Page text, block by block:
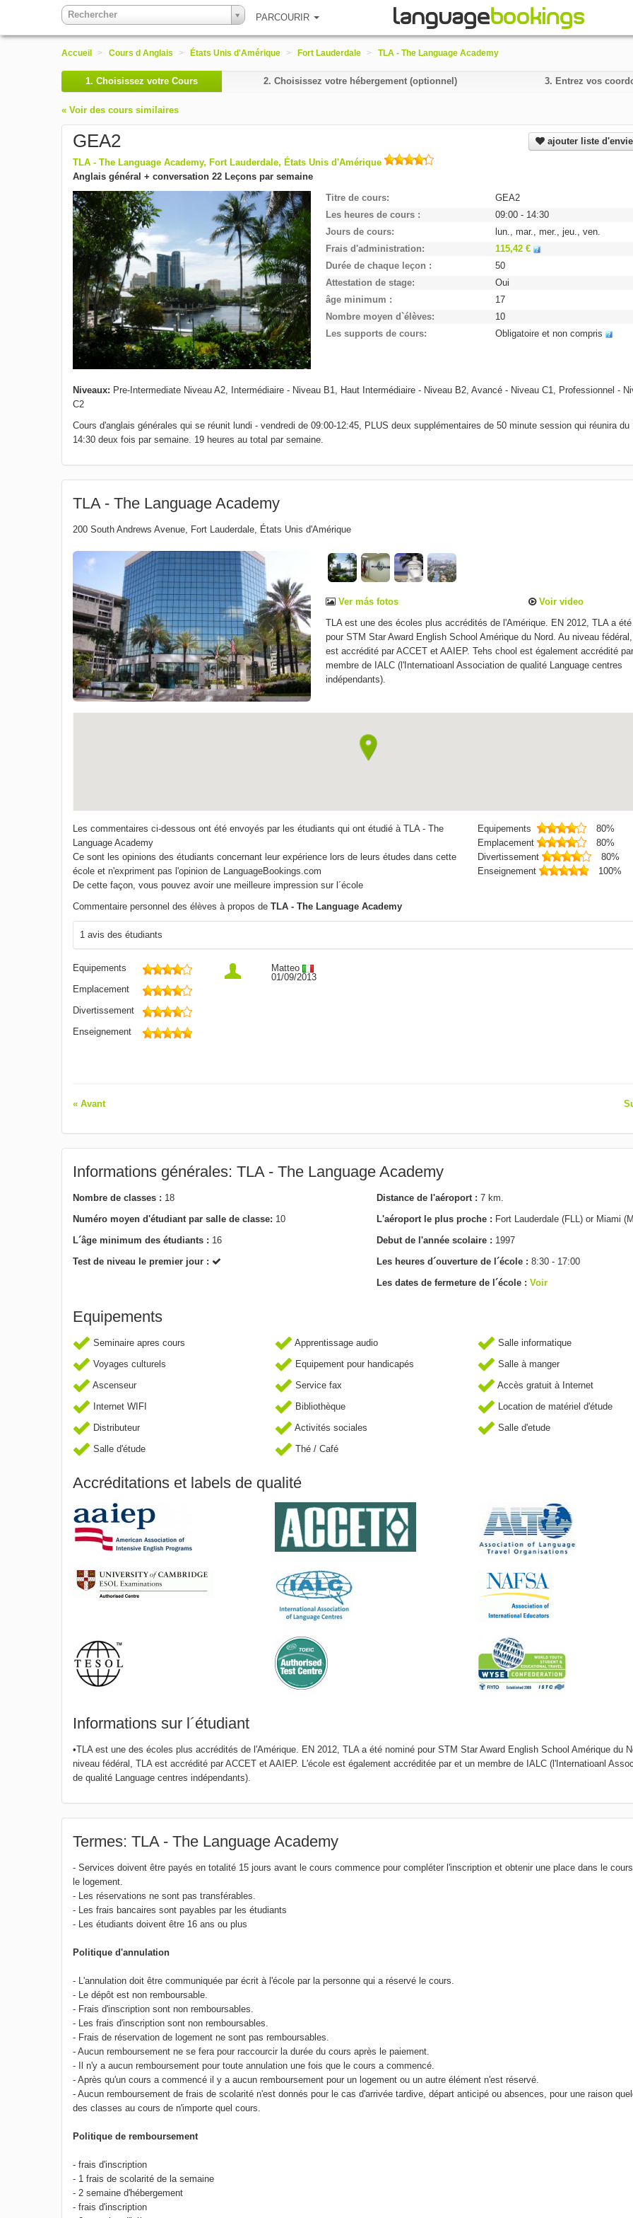
Rechercher PARCOURIR
Accueil > Cours d Anglais > États Unis d'Amérique > Fort Lauderdale > TLA - The Language Academy
1. Choisissez votre Cours 2. Choisissez votre hébergement (optionnel) 3. Entrez vos
« Voir des cours similaires
GEA2
ajouter liste
TLA - The Language Academy, Fort Lauderdale, États Unis d'Amérique
Anglais général + conversation 22 Leçons par semaine
Titre de cours
GEA2
Les heures de cours
09:00 - 14:30
Jours de cours
lun., mar., mer., jeu., ven.
Frais d'administration
115,42 €
Durée de chaque leçon
50
Attestation de stage
Oui
âge minimum
17
Nombre moyen d`élèves
10
Les supports de cours
Obligatoire et non compris
Niveaux: Pre-Intermediate Niveau A2, Intermédiaire - Niveau B1, Haut Intermédiaire - Niveau B2, Avancé - Niveau C1, Professionnel -
C2
Cours d'anglais générales qui se réunit lundi - vendredi de 09:00-12:45, PLUS deux supplémentaires de 50 minute session qui réunira du
14:30 deux fois par semaine. 19 heures au total par semaine.
TLA - The Language Academy
200 South Andrews Avenue, Fort Lauderdale, États Unis d'Amérique
Ver más fotos
Voir video
TLA est une des écoles plus accrédités de l'Amérique. EN 2012, TLA a
pour STM Star Award English School Amérique du Nord. Au niveau
est accrédité par ACCET et AAIEP. Tehs chool est également accrédité
membre de IALC (l'Internatioanl Association de qualité Language centres
indépendants).
Les commentaires ci-dessous ont été envoyés par les étudiants qui ont étudié à TLA - The
Language Academy
Ce sont les opinions des étudiants concernant leur expérience lors de leurs études dans cette
école et n'expriment pas l'opinion de LanguageBookings.com
De cette façon, vous pouvez avoir une meilleure impression sur l´école
Equipements
80%
Emplacement
80%
Divertissement
80%
Enseignement
100%
Commentaire personnel des élèves à propos de TLA - The Language Academy
1 avis des étudiants
Equipements
Emplacement
Divertissement
Enseignement
Matteo
01/09/2013
« Avant
Informations générales: TLA - The Language Academy
Nombre de classes : 18
Numéro moyen d'étudiant par salle de classe: 10
L´âge minimum des étudiants : 16
Test de niveau le premier jour :
Distance de l'aéroport : 7 km.
L'aéroport le plus proche : Fort Lauderdale (FLL) or Miami
Debut de l'année scolaire : 1997
Les heures d´ouverture de l´école : 8:30 - 17:00
Les dates de fermeture de l´école : Voir
Equipements
Seminaire apres cours Apprentissage audio
Salle informatique
Voyages culturels
Equipement pour handicapés
Salle à manger
Ascenseur
Service fax
Accès gratuit à Internet
Internet WIFI
Bibliothèque
Location de matériel d'étude
Distributeur
Activités sociales
Salle d'etude
Salle d'étude
Thé / Café
Accréditations et labels de qualité
Informations sur l´étudiant
•TLA est une des écoles plus accrédités de l'Amérique. EN 2012, TLA a été nominé pour STM Star Award English School Amérique du
niveau fédéral, TLA est accrédité par ACCET et AAIEP. L'école est également accréditée par et un membre de IALC (l'Internatioanl
de qualité Language centres indépendants).
Termes: TLA - The Language Academy
- Services doivent être payés en totalité 15 jours avant le cours commence pour compléter l'inscription et obtenir une place dans le
le logement.
- Les réservations ne sont pas transférables.
- Les frais bancaires sont payables par les étudiants
- Les étudiants doivent être 16 ans ou plus
Politique d'annulation
- L'annulation doit être communiquée par écrit à l'école par la personne qui a réservé le cours.
- Le dépôt est non remboursable.
- Frais d'inscription sont non remboursables.
- Les frais d'inscription sont non remboursables.
- Frais de réservation de logement ne sont pas remboursables.
- Aucun remboursement ne se fera pour raccourcir la durée du cours après le paiement.
- Il n'y a aucun remboursement pour toute annulation une fois que le cours a commencé.
- Après qu'un cours a commencé il y a aucun remboursement pour un logement ou un autre élément n'est réservé.
- Aucun remboursement de frais de scolarité n'est donnés pour le cas d'arrivée tardive, départ anticipé ou absences, pour une raison
des classes au cours de n'importe quel cours.
Politique de remboursement
- frais d'inscription
- 1 frais de scolarité de la semaine
- 2 semaine d'hébergement
- frais d'inscription